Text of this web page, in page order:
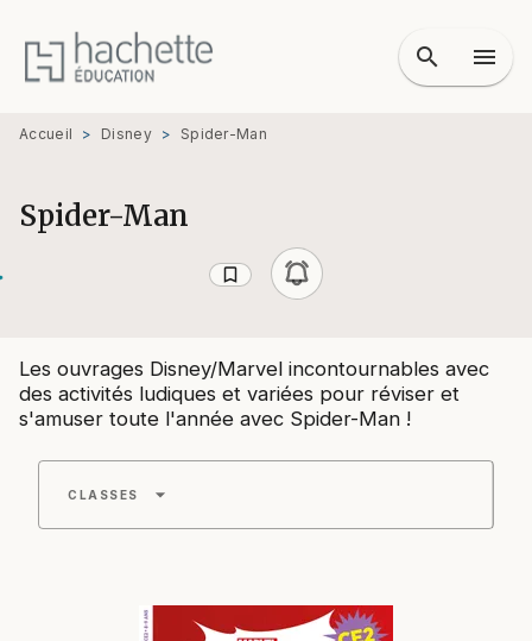
MENU RECHERCHE
PIED DE PAGE
search menu
Accueil > Disney > Spider-Man
Spider-Man
bookmark_border
Les ouvrages Disney/Marvel incontournables avec
des activités ludiques et variées pour réviser et
s'amuser toute l'année avec Spider-Man !
CLASSES arrow_drop_down